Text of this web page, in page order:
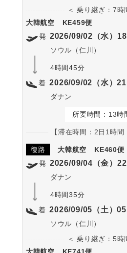
＜ 乗り継ぎ：7時
大韓航空
KE459便
発 2026/09/02（水）
ソウル（仁川）
4時間45分
着 2026/09/02（水）
ダナン
所要時間：13時
【滞在時間：2日1時間
復路 大韓航空
KE460便
発 2026/09/04（金）
ダナン
4時間35分
着 2026/09/05（土）
ソウル（仁川）
＜ 乗り継ぎ：5時